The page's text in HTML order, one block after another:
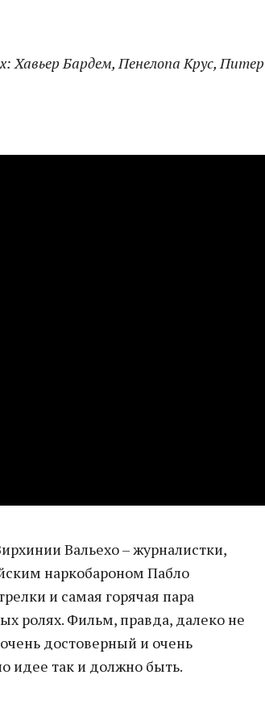
Хавьер Бардем, Пенелопа Крус, Питер
Вальехо – журналистки,
наркобароном Пабло
и самая горячая пара
ролях. Фильм, правда, далеко не
достоверный и очень
идее так и должно быть.